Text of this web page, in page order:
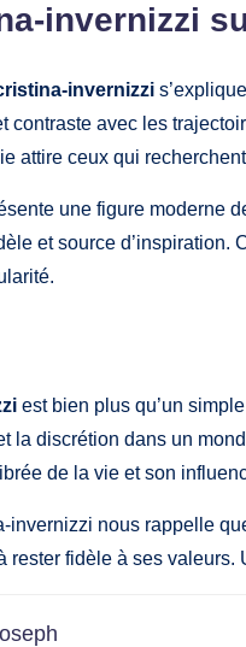
invernizzi
invernizzi
contraste avec les
attire ceux qui
une figure moderne
et source d’inspiration.
est bien plus qu’un
la discrétion dans un
de la vie et son
invernizzi nous rappelle
rester fidèle à ses